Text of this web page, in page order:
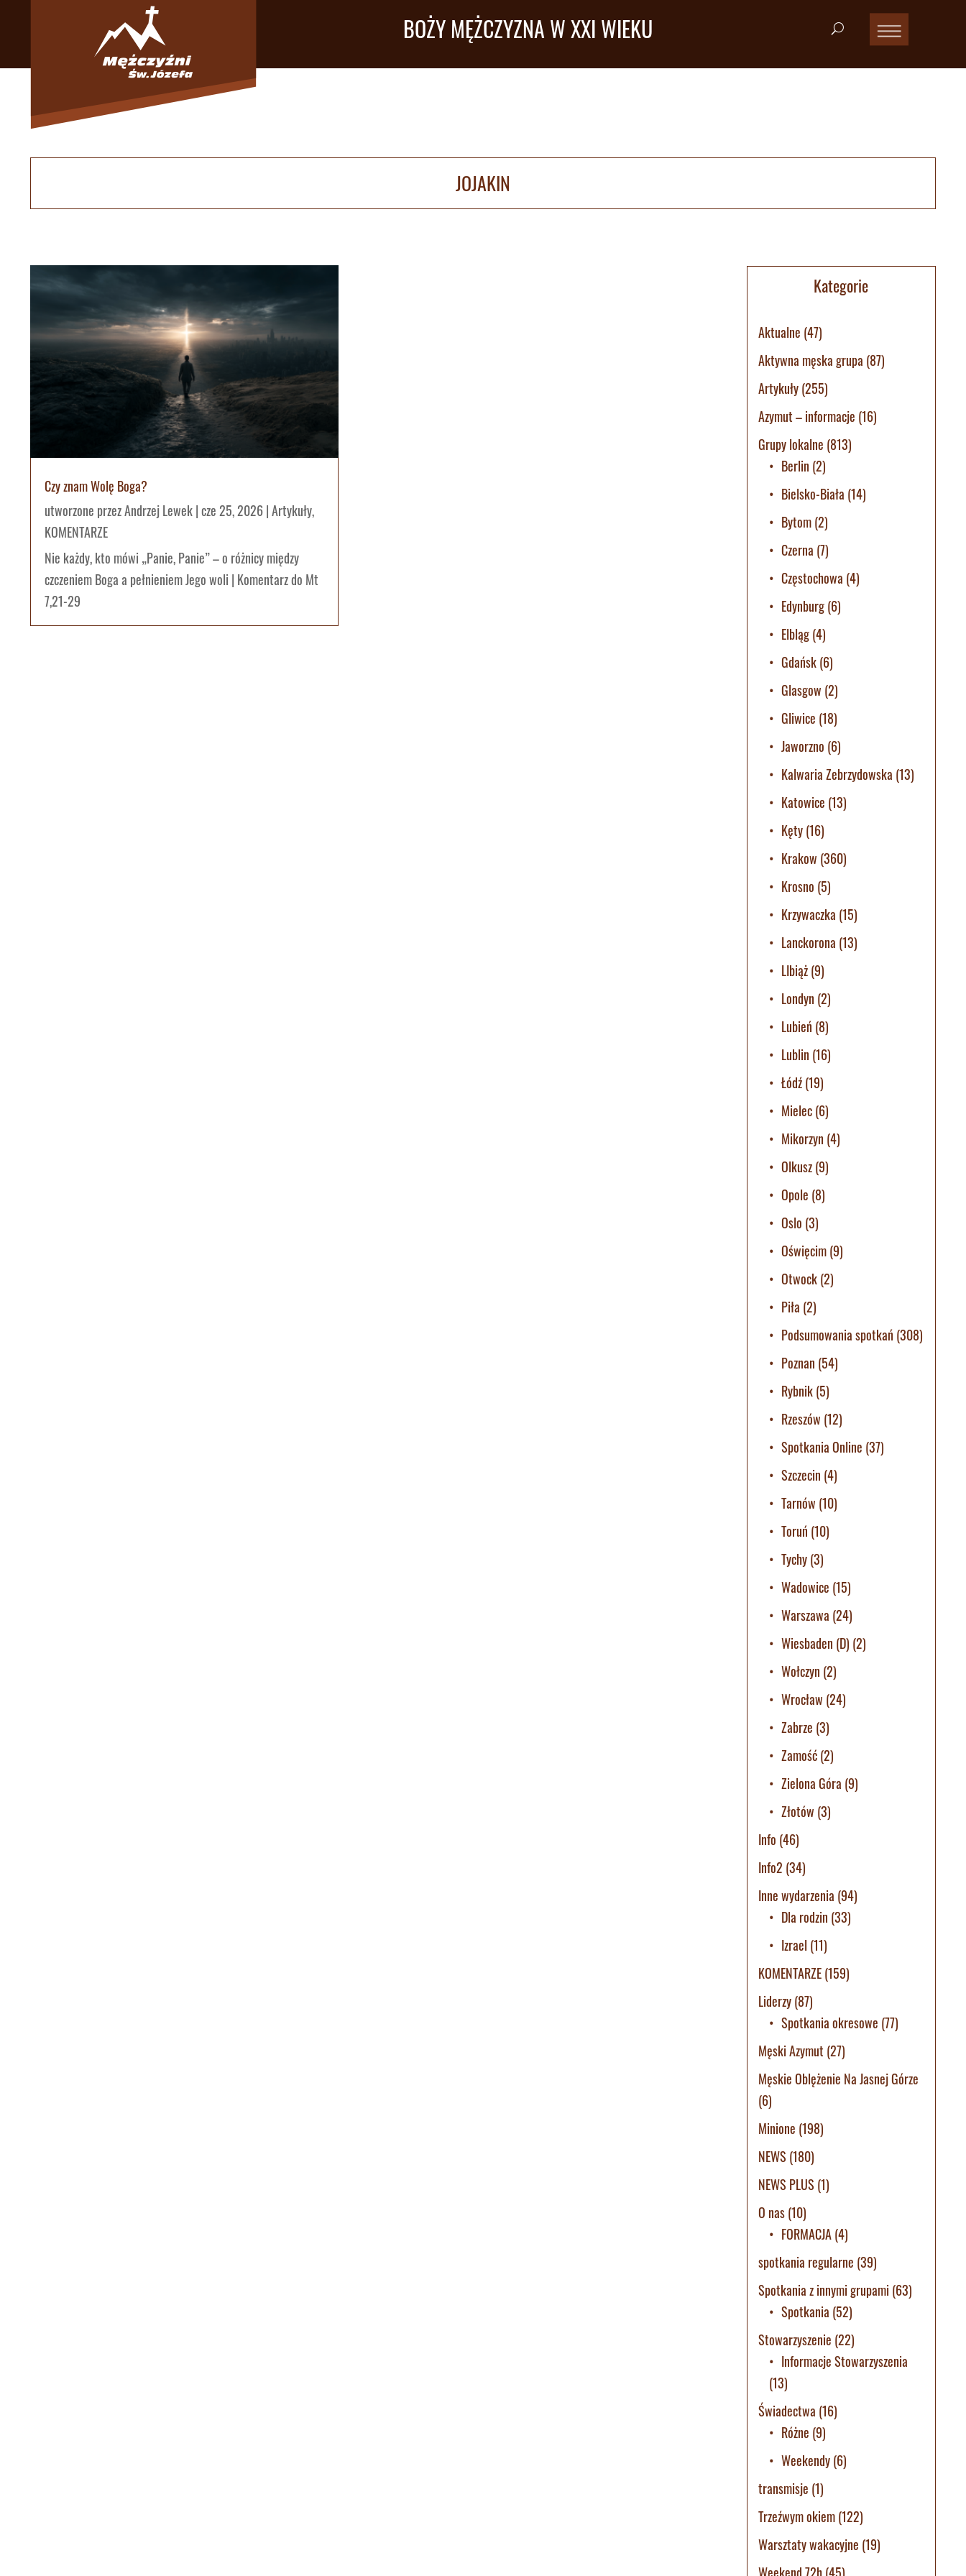
BOŻY MĘŻCZYZNA W XXI WIEKU
JOJAKIN
Czy znam Wolę Boga?
utworzone przezAndrzej Lewek|cze 25, 2026|Artykuły,
KOMENTARZE
Nie każdy, kto mówi „Panie, Panie” – o różnicy między
czczeniem Boga a pełnieniem Jego woli | Komentarz do Mt
7,21-29
Kategorie
Aktualne (47)
Aktywna męska grupa (87)
Artykuły(255)
Azymut – informacje (16)
Grupy lokalne (813)
Berlin (2)
Bielsko-Biała (14)
Bytom(2)
Czerna (7)
Częstochowa (4)
Edynburg(6)
Elbląg(4)
Gdańsk(6)
Glasgow (2)
Gliwice (18)
Jaworzno (6)
Kalwaria Zebrzydowska (13)
Katowice (13)
Kęty(16)
Krakow (360)
Krosno (5)
Krzywaczka (15)
Lanckorona (13)
LIbiąż(9)
Londyn (2)
Lubień (8)
Lublin (16)
Łódź(19)
Mielec(6)
Mikorzyn (4)
Olkusz(9)
Opole (8)
Oslo (3)
Oświęcim(9)
Otwock(2)
Piła (2)
Podsumowania spotkań (308)
Poznan (54)
Rybnik(5)
Rzeszów (12)
Spotkania Online (37)
Szczecin (4)
Tarnów (10)
Toruń (10)
Tychy(3)
Wadowice (15)
Warszawa (24)
Wiesbaden (D) (2)
Wołczyn (2)
Wrocław (24)
Zabrze (3)
Zamość(2)
Zielona Góra (9)
Złotów (3)
Info (46)
Info2 (34)
Inne wydarzenia (94)
Dla rodzin (33)
Izrael (11)
KOMENTARZE(159)
Liderzy(87)
Spotkania okresowe (77)
Męski Azymut (27)
Męskie Oblężenie Na Jasnej Górze
(6)
Minione (198)
NEWS (180)
NEWS PLUS (1)
O nas(10)
FORMACJA(4)
spotkania regularne (39)
Spotkania z innymi grupami (63)
Spotkania (52)
Stowarzyszenie (22)
Informacje Stowarzyszenia
(13)
Świadectwa (16)
Różne (9)
Weekendy(6)
transmisje (1)
Trzeźwym okiem(122)
Warsztaty wakacyjne (19)
Weekend 72h(45)